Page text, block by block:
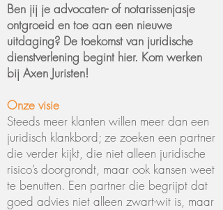
Ben jij je advocaten- of notarissenjasje
ontgroeid en toe aan een nieuwe
uitdaging? De toekomst van juridische
dienstverlening begint hier. Kom werken
bij Axen Juristen!
Onze visie
Steeds meer klanten willen meer dan een
juridisch klankbord; ze zoeken een partner
die verder kijkt, die niet alleen juridische
risico’s doorgrondt, maar ook kansen weet
te benutten. Een partner die begrijpt dat
goed advies niet alleen zwart-wit is, maar